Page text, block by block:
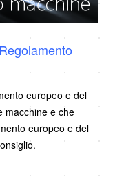
Regolamento
europeo e del
macchine e che
europeo e del